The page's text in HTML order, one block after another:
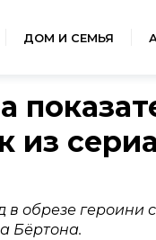
ДОМ И СЕМЬЯ
из
обрезе героини
Бёртона.